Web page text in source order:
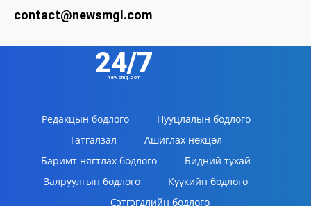
contact@newsmgl.com
24/7
newsmgl.com
Редакцын бодлого
Нууцлалын бодлого
Татгалзал
Ашиглах нөхцөл
Баримт нягтлах бодлого
Бидний тухай
Залруулгын бодлого
Күүкийн бодлого
Сэтгэгдлийн бодлого